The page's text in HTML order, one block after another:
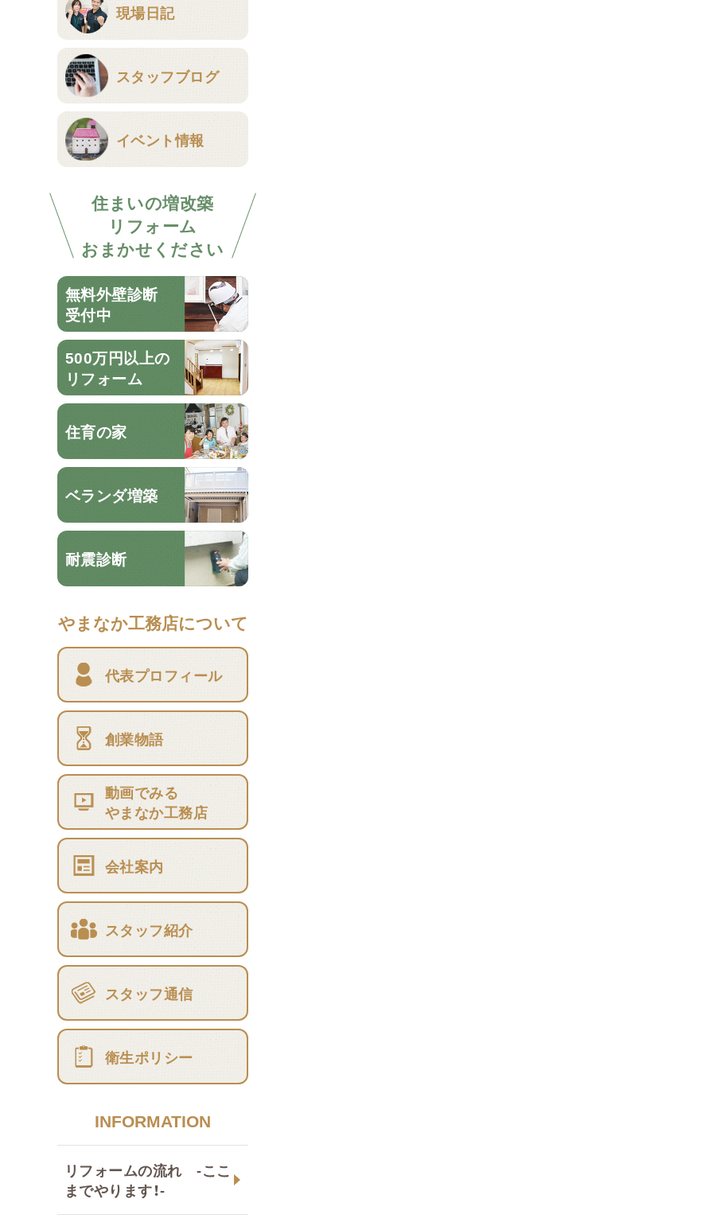
現場日記
スタッフブログ
イベント情報
住まいの増改築
リフォーム
おまかせください
無料外壁診断
受付中
500万円以上の
リフォーム
住育の家
ベランダ増築
耐震診断
やまなか工務店について
代表プロフィール
創業物語
動画でみる
やまなか工務店
会社案内
スタッフ紹介
スタッフ通信
衛生ポリシー
INFORMATION
リフォームの流れ -ここ
までやります！-